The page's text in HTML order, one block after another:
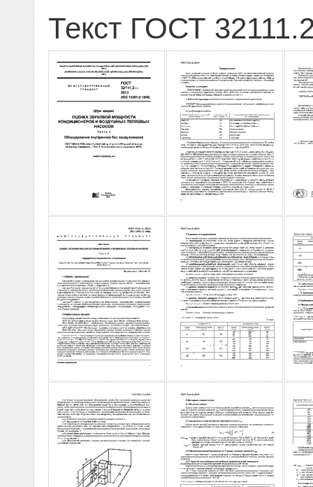
Текст ГОСТ